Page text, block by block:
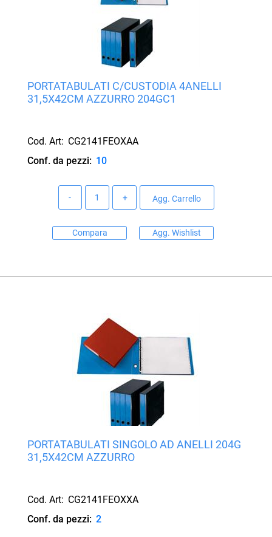
PORTATABULATI C/CUSTODIA 4ANELLI
31,5X42CM AZZURRO 204GC1
Cod. Art: CG2141FEOXAA
Conf. da pezzi: 10
Agg. Carrello
Compara Agg. Wishlist
PORTATABULATI SINGOLO AD ANELLI 204G
31,5X42CM AZZURRO
Cod. Art: CG2141FEOXXA
Conf. da pezzi: 2